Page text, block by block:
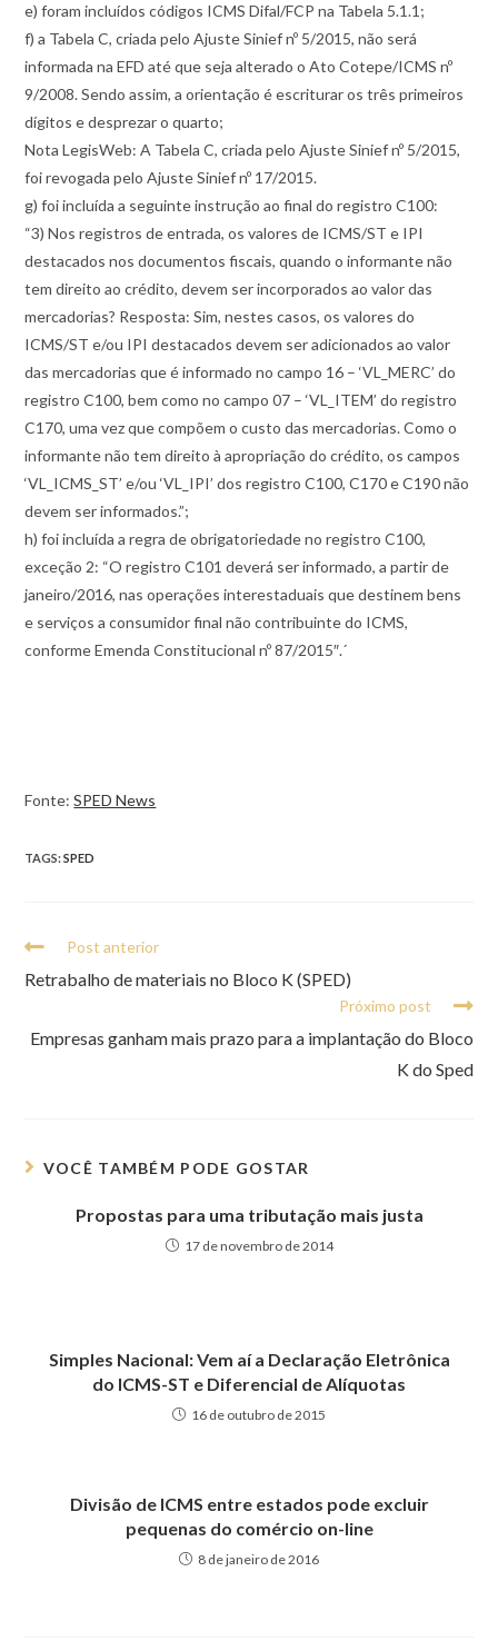
e) foram incluídos códigos ICMS Difal/FCP na Tabela 5.1.1;
f) a Tabela C, criada pelo Ajuste Sinief nº 5/2015, não será
informada na EFD até que seja alterado o Ato Cotepe/ICMS nº
9/2008. Sendo assim, a orientação é escriturar os três primeiros
dígitos e desprezar o quarto;
Nota LegisWeb: A Tabela C, criada pelo Ajuste Sinief nº 5/2015,
foi revogada pelo Ajuste Sinief nº 17/2015.
g) foi incluída a seguinte instrução ao final do registro C100:
“3) Nos registros de entrada, os valores de ICMS/ST e IPI
destacados nos documentos fiscais, quando o informante não
tem direito ao crédito, devem ser incorporados ao valor das
mercadorias? Resposta: Sim, nestes casos, os valores do
ICMS/ST e/ou IPI destacados devem ser adicionados ao valor
das mercadorias que é informado no campo 16 – ‘VL_MERC’ do
registro C100, bem como no campo 07 – ‘VL_ITEM’ do registro
C170, uma vez que compõem o custo das mercadorias. Como o
informante não tem direito à apropriação do crédito, os campos
‘VL_ICMS_ST’ e/ou ‘VL_IPI’ dos registro C100, C170 e C190 não
devem ser informados.”;
h) foi incluída a regra de obrigatoriedade no registro C100,
exceção 2: “O registro C101 deverá ser informado, a partir de
janeiro/2016, nas operações interestaduais que destinem bens
e serviços a consumidor final não contribuinte do ICMS,
conforme Emenda Constitucional nº 87/2015″.´
Fonte:SPED News
TAGS:SPED
Post anterior
Retrabalho de materiais no Bloco K (SPED)
Próximo post
Empresas ganham mais prazo para a implantação do Bloco
K do Sped
VOCÊ TAMBÉM PODE GOSTAR
Propostas para uma tributação mais justa
17 de novembro de 2014
Simples Nacional: Vem aí a Declaração Eletrônica
do ICMS-ST e Diferencial de Alíquotas
16 de outubro de 2015
Divisão de ICMS entre estados pode excluir
pequenas do comércio on-line
8 de janeiro de 2016